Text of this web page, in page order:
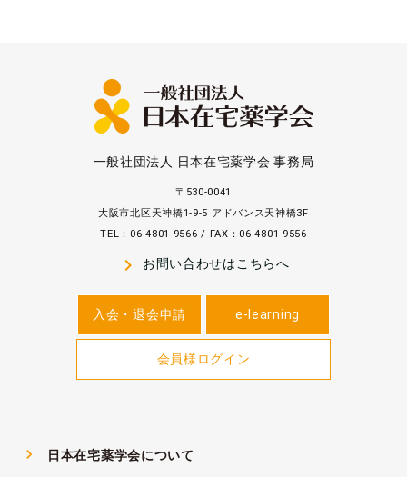
一般社団法人 日本在宅薬学会 事務局
〒530-0041
大阪市北区天神橋1-9-5 アドバンス天神橋3F
TEL：06-4801-9566 / FAX：06-4801-9556
navigate_next お問い合わせはこちらへ
入会・退会申請 e-learning
会員様ログイン
navigate_next 日本在宅薬学会について